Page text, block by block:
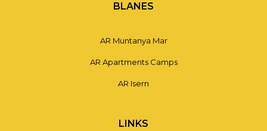
BLANES
AR Muntanya Mar
AR Apartments Camps
AR Isern
LINKS